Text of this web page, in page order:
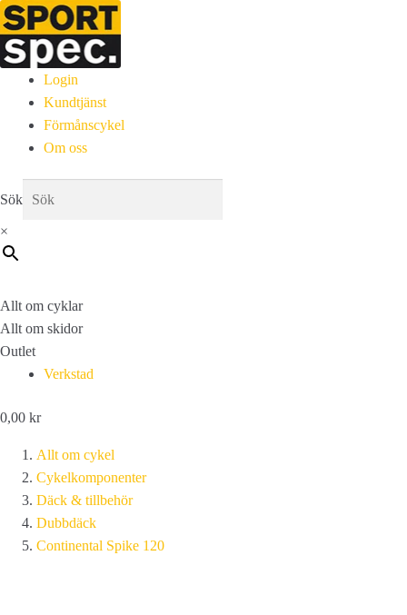
Login
Kundtjänst
Förmånscykel
Om oss
Sök
×
Allt om cyklar
Allt om skidor
Outlet
Verkstad
0,00 kr
Allt om cykel
Cykelkomponenter
Däck & tillbehör
Dubbdäck
Continental Spike 120